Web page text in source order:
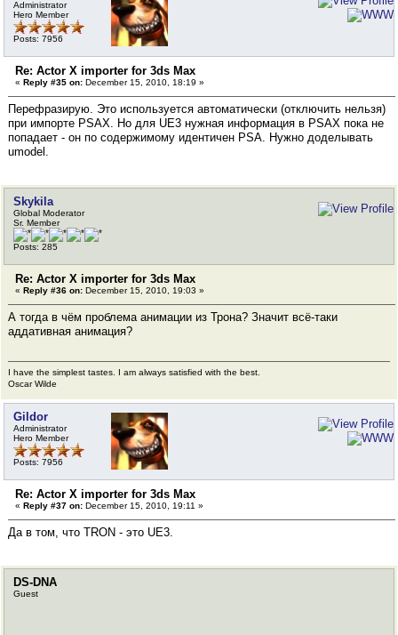
Administrator
Hero Member
Posts: 7956
Re: Actor X importer for 3ds Max
« Reply #35 on: December 15, 2010, 18:19 »
Перефразирую. Это используется автоматически (отключить нельзя)
при импорте PSAX. Но для UE3 нужная информация в PSAX пока не
попадает - он по содержимому идентичен PSA. Нужно доделывать
umodel.
Skykila
Global Moderator
Sr. Member
Posts: 285
Re: Actor X importer for 3ds Max
« Reply #36 on: December 15, 2010, 19:03 »
А тогда в чём проблема анимации из Трона? Значит всё-таки
аддативная анимация?
I have the simplest tastes. I am always satisfied with the best.
Oscar Wilde
Gildor
Administrator
Hero Member
Posts: 7956
Re: Actor X importer for 3ds Max
« Reply #37 on: December 15, 2010, 19:11 »
Да в том, что TRON - это UE3.
DS-DNA
Guest